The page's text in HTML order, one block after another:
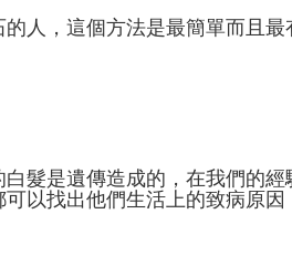
人，這個方法是最簡單而且最
髮是遺傳造成的，在我們的
以找出他們生活上的致病原因